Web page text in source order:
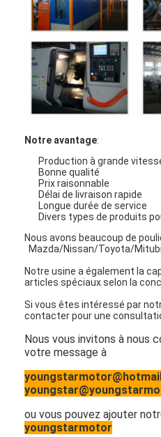
garniture de culasse
TURBOCOMPRESSEUR
Pompe de direction de
Pièces de moteur
Appareil de ventilation du
Notre avantage:
Production à grande
Bonne qualité
Prix raisonnable
Délai de livraison rapide
Longue durée de service
Divers types de produits
Nous avons beaucoup de
Mazda/Nissan/Toyota/
Notre usine a également la
articles spéciaux selon la
Si vous êtes intéressé par
contacter pour une
Nous vous invitons à nous
votre message à
ou vous pouvez ajouter
youngstarmotor